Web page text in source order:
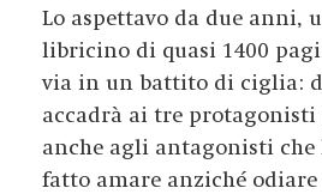
Lo aspettavo da due anni,
libricino di quasi 1400
via in un battito di ciglia:
accadrà ai tre
anche agli antagonisti
fatto amare anziché odiare